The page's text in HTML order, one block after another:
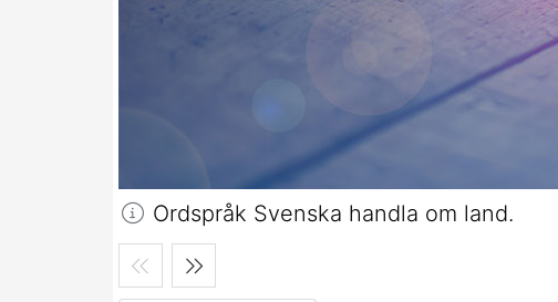
Ordspråk Svenska handla om land.